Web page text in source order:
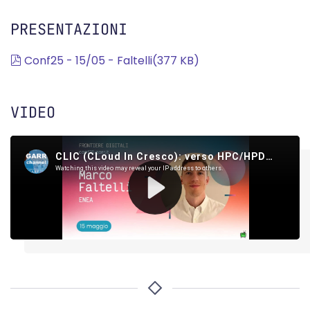
PRESENTAZIONI
pdf
Conf25 - 15/05 - Faltelli(377 KB)
VIDEO